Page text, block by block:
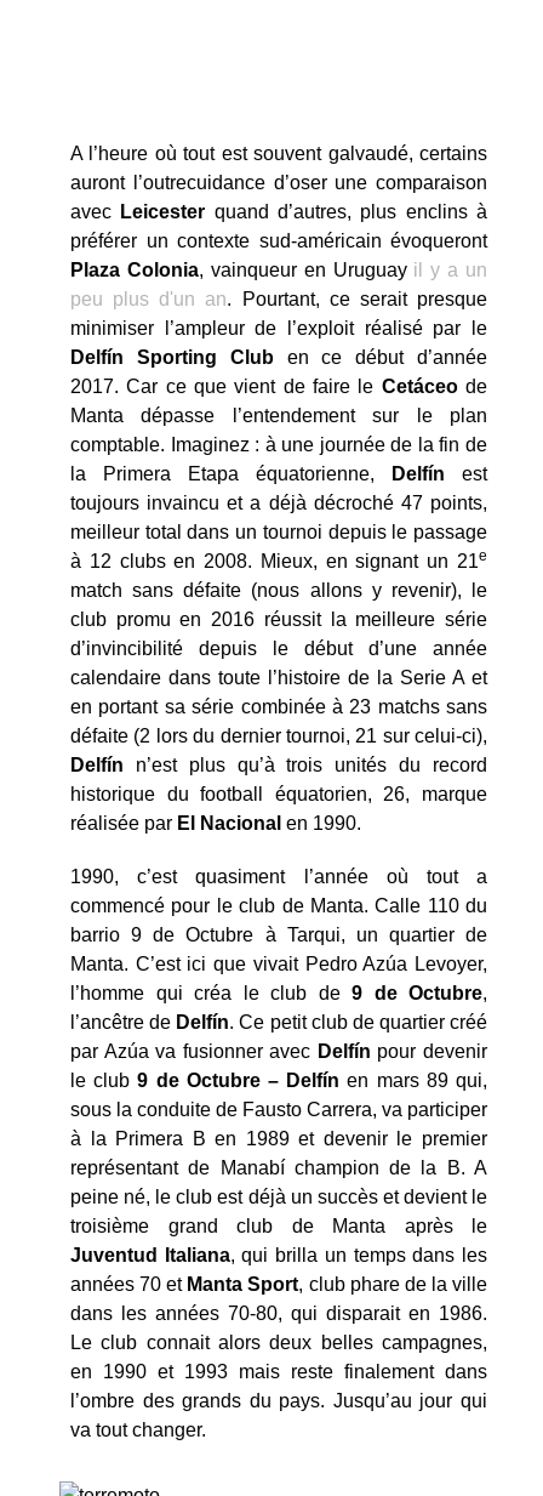
A l’heure où tout est souvent galvaudé, certains
auront l’outrecuidance d’oser une comparaison
avec Leicester quand d’autres, plus enclins à
préférer un contexte sud-américain évoqueront
Plaza Colonia, vainqueur en Uruguay il y a un
peu plus d'un an. Pourtant, ce serait presque
minimiser l’ampleur de l’exploit réalisé par le
Delfín Sporting Cluben ce début d’année
2017. Car ce que vient de faire le Cetáceode
Manta dépasse l’entendement sur le plan
comptable. Imaginez : à une journée de la fin de
la Primera Etapa équatorienne,
Delfín est
toujours invaincu et a déjà décroché 47 points,
meilleur total dans un tournoi depuis le passage
à 12 clubs en 2008. Mieux, en signant un 21e
match sans défaite (nous allons y revenir), le
club promu en 2016 réussit la meilleure série
d’invincibilité depuis le début d’une année
calendaire dans toute l’histoire de la Serie A et
en portant sa série combinée à 23 matchs sans
défaite (2 lors du dernier tournoi, 21 sur celui-ci),
Delfín n’est plus qu’à trois unités du record
historique du football équatorien, 26, marque
réalisée par El Nacional en 1990.
1990, c’est quasiment l’année où tout a
commencé pour le club de Manta. Calle 110 du
barrio 9 de Octubre à Tarqui, un quartier de
Manta. C’est ici que vivait Pedro Azúa Levoyer,
l’homme qui créa le club de 9 de Octubre,
l’ancêtre de Delfín. Ce petit club de quartier créé
par Azúa va fusionner avec Delfín pour devenir
le club9 de Octubre – Delfín en mars 89 qui,
sous la conduite de Fausto Carrera, va participer
à la Primera B en 1989 et devenir le premier
représentant de Manabí champion de la B. A
peine né, le club est déjà un succès et devient le
troisième grand club de Manta après le
Juventud
Italiana, qui brilla un temps dans les
années 70 et Manta Sport, club phare de la ville
dans les années 70-80, qui disparait en 1986.
Le club connait alors deux belles campagnes,
en 1990 et 1993 mais reste finalement dans
l’ombre des grands du pays. Jusqu’au jour qui
va tout changer.